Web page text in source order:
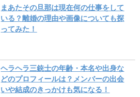
まあたその旦那は現在何の仕事をして
いる？離婚の理由や画像についても探
ってみた！
ヘラヘラ三銃士の年齢・本名や出身な
どのプロフィールは？メンバーの出会
いや結成のきっかけも気になる！